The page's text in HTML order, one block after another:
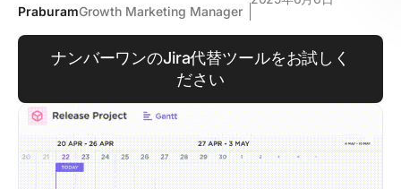
PraburamGrowth Marketing Manager
ナンバーワンのJira代替ツールをお試しく
ださい